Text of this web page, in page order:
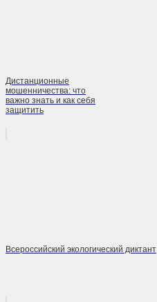
Дистанционные
мошенничества: что
важно знать и как себя
защитить
Всероссийский экологический диктант